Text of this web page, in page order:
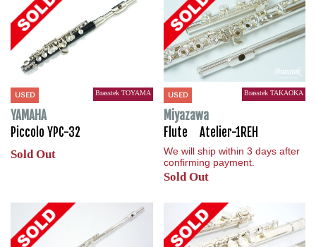
USED Brasstek TOYAMA
YAMAHA
Piccolo YPC-32
Sold Out
USED Brasstek TAKAOKA
Miyazawa
Flute Atelier-1REH
We will ship within 3 days after
confirming payment.
Sold Out